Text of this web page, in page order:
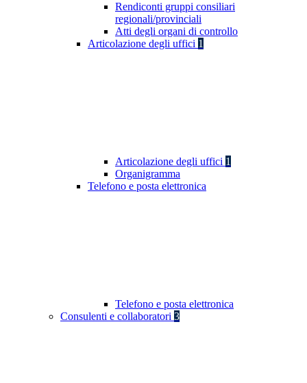
Rendiconti gruppi consiliari
regionali/provinciali
Atti degli organi di controllo
Articolazione degli uffici 1
Articolazione degli uffici 1
Organigramma
Telefono e posta elettronica
Telefono e posta elettronica
Consulenti e collaboratori 3